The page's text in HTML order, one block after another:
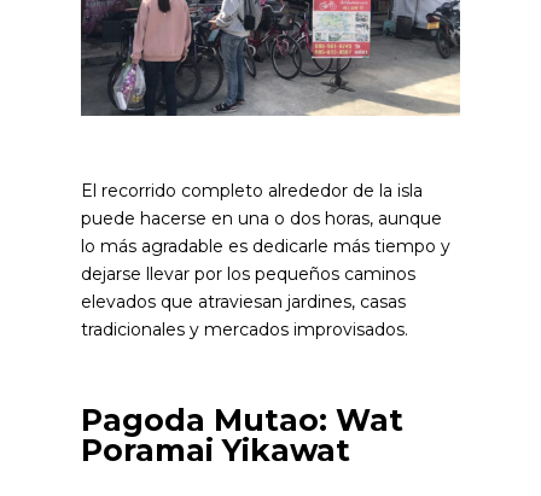
El recorrido completo alrededor de la isla
puede hacerse en una o dos horas, aunque
lo más agradable es dedicarle más tiempo y
dejarse llevar por los pequeños caminos
elevados que atraviesan jardines, casas
tradicionales y mercados improvisados.
Pagoda Mutao: Wat
Poramai Yikawat